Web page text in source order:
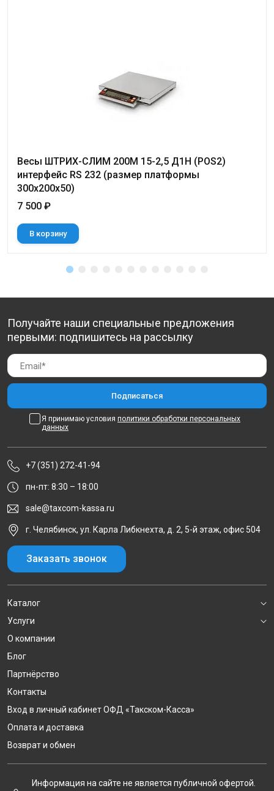
Весы ШТРИХ-СЛИМ 200М 15-2,5 Д1Н (POS2)
интерфейс RS 232 (размер платформы
300х200х50)
7 500 ₽
В корзину
Получайте наши специальные предложения
первыми: подпишитесь на рассылку
Я принимаю условия политики обработки персональных
данных
+7 (351) 272-41-94
пн-пт: 8:30 – 18:00
sale@taxcom-kassa.ru
г. Челябинск, ул. Карла Либкнехта, д. 2, 5-й этаж, офис 504
Заказать звонок
Каталог
Услуги
О компании
Блог
Партнёрство
Контакты
Вход в личный кабинет ОФД «Такском-Касса»
Оплата и доставка
Возврат и обмен
Информация на сайте не является публичной офертой.